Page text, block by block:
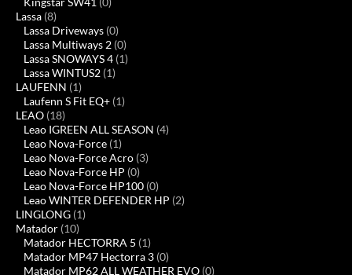
Lassa (8)
Lassa Driveways (0)
Lassa Multiways 2 (0)
Lassa SNOWAYS 4 (1)
Lassa WINTUS2 (1)
LAUFENN (1)
Laufenn S Fit EQ+ (1)
LEAO (18)
Leao IGREEN ALL SEASON (4)
Leao Nova-Force (1)
Leao Nova-Force Acro (3)
Leao Nova-Force HP (0)
Leao Nova-Force HP100 (0)
Leao WINTER DEFENDER HP (2)
LINGLONG (1)
Matador (10)
Matador HECTORRA 5 (1)
Matador MP47 Hectorra 3 (0)
Matador MP62 ALL WEATHER EVO (0)